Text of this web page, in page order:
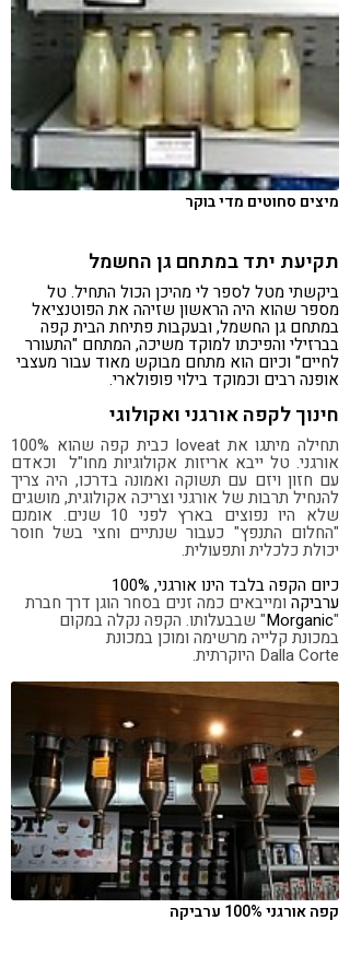
מיצים סחוטים מדי בוקר
תקיעת יתד במתחם גן החשמל
ביקשתי מטל לספר לי מהיכן הכול התחיל. טל
מספר שהוא היה הראשון שזיהה את הפוטנציאל
במתחם גן החשמל, ובעקבות פתיחת הבית קפה
בברזילי והפיכתו למוקד משיכה, המתחם "התעורר
לחיים" וכיום הוא מתחם מבוקש מאוד עבור מעצבי
אופנה רבים וכמוקד בילוי פופולארי.
חינוך לקפה אורגני ואקולוגי
תחילה מיתגו את loveat כבית קפה שהוא 100%
אורגני. טל ייבא אריזות אקולוגיות מחו"ל וכאדם
עם חזון ויזם עם תשוקה ואמונה בדרכו, היה צריך
להנחיל תרבות של אורגני וצריכה אקולוגית, מושגים
שלא היו נפוצים בארץ לפני 10 שנים. אומנם
"החלום התנפץ" כעבור שנתיים וחצי בשל חוסר
יכולת כלכלית ותפעולית.
כיום הקפה בלבד הינו אורגני, 100%
ערביקה ומייבאים כמה זנים בסחר הוגן דרך חברת
"
Morganic" שבבעלותו. הקפה נקלה במקום
במכונת קלייה מרשימה ומוכן במכונת
Dalla Corte היוקרתית.
קפה אורגני 100% ערביקה